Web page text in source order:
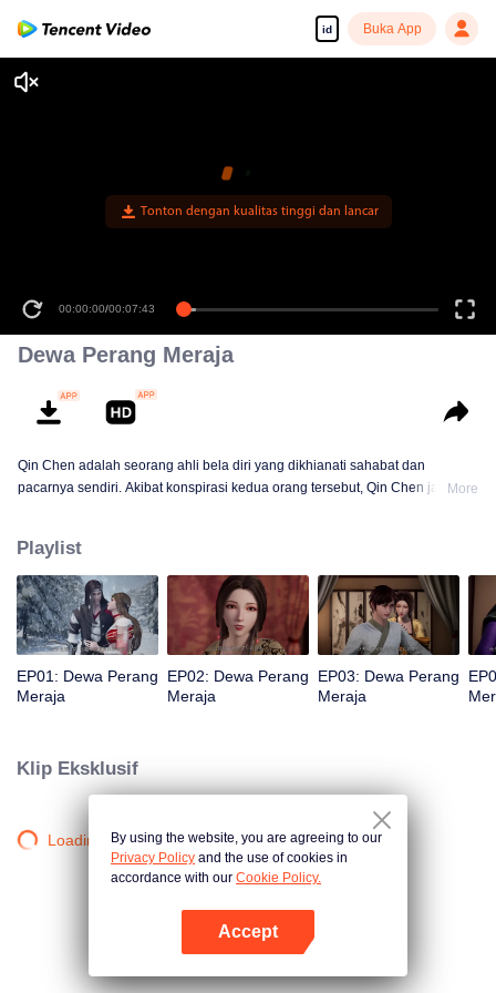
id Buka App
00:00:00/00:07:43
Dewa Perang Meraja
Qin Chen adalah seorang ahli bela diri yang dikhianati sahabat dan
pacarnya sendiri. Akibat konspirasi kedua orang tersebut, Qin Chen jatuh ke
kehidupan barunya dan melindungi semua yang ia cintai, Qin Chen mulai
berlatih seni bela diri lagi dengan gigih.
More
Playlist
EP01: Dewa Perang
Meraja
EP02: Dewa Perang
Meraja
EP03: Dewa Perang
Meraja
Klip Eksklusif
Loading…By using the website, you are agreeing to our
Privacy Policy and the use of cookies in
accordance with our Cookie Policy.
Accept